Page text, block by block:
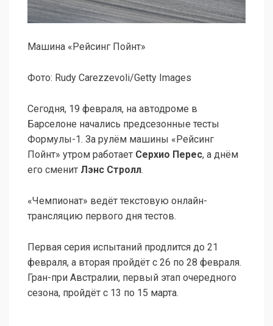
Машина «Рейсинг Пойнт»
Фото: Rudy Carezzevoli/Getty Images
Сегодня, 19 февраля, на автодроме в
Барселоне начались предсезонные тесты
Формулы-1. За рулём машины «Рейсинг
Пойнт» утром работает Серхио Перес, а днём
его сменит Лэнс Стролл.
«Чемпионат» ведёт текстовую онлайн-
трансляцию первого дня тестов.
Первая серия испытаний продлится до 21
февраля, а вторая пройдёт с 26 по 28 февраля.
Гран-при Австралии, первый этап очередного
сезона, пройдёт с 13 по 15 марта.